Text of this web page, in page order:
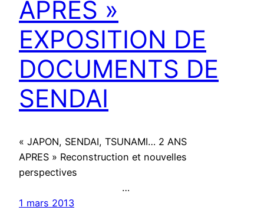
APRES »
EXPOSITION DE
DOCUMENTS DE
SENDAI
« JAPON, SENDAI, TSUNAMI… 2 ANS
APRES » Reconstruction et nouvelles
perspectives
…
1 mars 2013